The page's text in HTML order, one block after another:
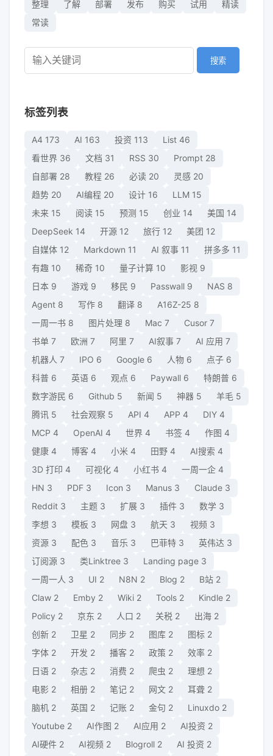
整理 了解 部署 发布 购买 试用
精读
常读
搜索
标签列表
A4 173 AI 163 投资 113 List 46
看世界 36 文档 31 RSS 30 Prompt 28
自部署 28 教程 26 必读 20 灵感 20
趋势 20 AI编程 20 设计 16 LLM 15
未来 15 阅读 15 预测 15 创业 14 美国 14
DeepSeek 14 开源 12 旅行 12 美团 12
自媒体 12 Markdown 11 AI 叙事 11 拼多多 11
有趣 10 稀奇 10 量子计算 10 影视 9
日本 9 游戏 9 移民 9 Passwall 9 NAS 8
Agent 8 写作 8 翻译 8 A16Z-25 8
一周一书 8 图片处理 8 Mac 7 Cusor 7
书单 7 欧洲 7 阿里 7 AI叙事 7 AI 应用 7
机器人 7 IPO 6 Google 6 人物 6 点子 6
科普 6 英语 6 观点 6 Paywall 6 特朗普 6
数字游民 6 Github 5 新闻 5 神器 5 羊毛 5
腾讯 5 社会观察 5 API 4 APP 4 DIY 4
MCP 4 OpenAI 4 世界 4 书签 4 作图 4
健康 4 博客 4 小米 4 田野 4 AI搜索 4
3D 打印 4 可视化 4 小红书 4 一周一企 4
HN 3 PDF 3 Icon 3 Manus 3 Claude 3
Reddit 3 主题 3 扩展 3 插件 3 数学 3
李想 3 模板 3 网盘 3 航天 3 视频 3
资源 3 配色 3 音乐 3 巴菲特 3 英伟达 3
订阅源 3 类Linktree 3 Landing page 3
一周一人 3 UI 2 N8N 2 Blog 2 B站 2
Claw 2 Emby 2 Wiki 2 Tools 2 Kindle 2
Policy 2 京东 2 人口 2 关税 2 出海 2
创新 2 卫星 2 同步 2 图库 2 图标 2
字体 2 开发 2 播客 2 政策 2 效率 2
日语 2 杂志 2 消费 2 爬虫 2 理想 2
电影 2 相册 2 笔记 2 网文 2 耳聋 2
脑机 2 英国 2 记账 2 金句 2 Linuxdo 2
Youtube 2 AI作图 2 AI应用 2 AI投资 2
AI硬件 2 AI视频 2 Blogroll 2 AI 投资 2